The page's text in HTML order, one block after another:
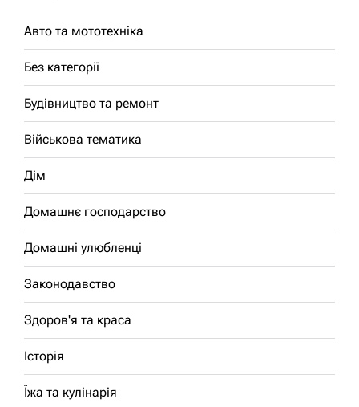
Авто та мототехніка
Без категорії
Будівництво та ремонт
Військова тематика
Дім
Домашнє господарство
Домашні улюбленці
Законодавство
Здоров'я та краса
Історія
Їжа та кулінарія